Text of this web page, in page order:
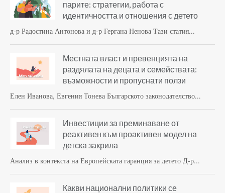
парите: стратегии, работа с
идентичността и отношения с детето
д-р Радостина Антонова и д-р Гергана Ненова Тази статия...
Местната власт и превенцията на
раздялата на децата и семействата:
възможности и пропуснати ползи
Елен Иванова, Евгения Тонева Българското законодателство...
Инвестиции за преминаване от
реактивен към проактивен модел на
детска закрила
Анализ в контекста на Европейската гаранция за детето Д-р...
Какви национални политики се